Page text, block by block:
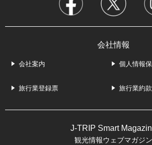
会社情報
会社案内 個人情報
旅行業登録票 旅行業約
J-TRIP Smart
観光情報ウェブマガジン